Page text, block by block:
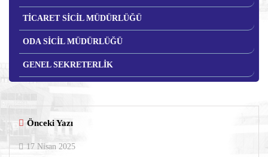
TİCARET SİCİL MÜDÜRLÜĞÜ
ODA SİCİL MÜDÜRLÜĞÜ
GENEL SEKRETERLİK
Önceki Yazı
17 Nisan 2025